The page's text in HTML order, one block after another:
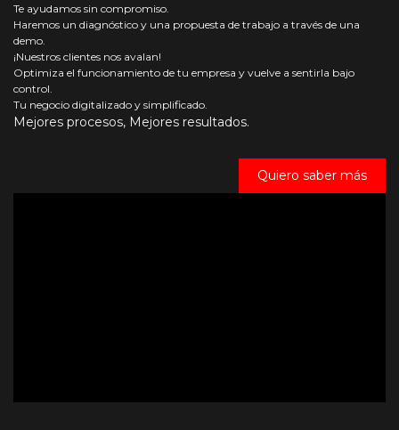
Te ayudamos sin compromiso.
Haremos un diagnóstico y una propuesta de trabajo a través de una
demo.
¡Nuestros clientes nos avalan!
Optimiza el funcionamiento de tu empresa y vuelve a sentirla bajo
control.
Tu negocio digitalizado y simplificado.
Mejores procesos, Mejores resultados.
Quiero saber más